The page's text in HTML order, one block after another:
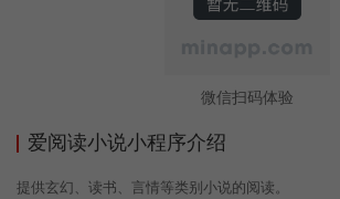
微信扫码体验
爱阅读小说小程序介绍
提供玄幻、读书、言情等类别小说的阅读。